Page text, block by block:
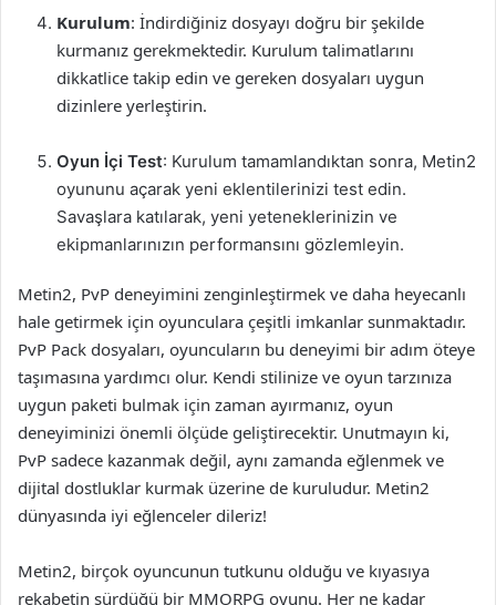
Kurulum: İndirdiğiniz dosyayı doğru bir şekilde
kurmanız gerekmektedir. Kurulum talimatlarını
dikkatlice takip edin ve gereken dosyaları uygun
dizinlere yerleştirin.
Oyun İçi Test: Kurulum tamamlandıktan sonra, Metin2
oyununu açarak yeni eklentilerinizi test edin.
Savaşlara katılarak, yeni yeteneklerinizin ve
ekipmanlarınızın performansını gözlemleyin.
Metin2, PvP deneyimini zenginleştirmek ve daha heyecanlı
hale getirmek için oyunculara çeşitli imkanlar sunmaktadır.
PvP Pack dosyaları, oyuncuların bu deneyimi bir adım öteye
taşımasına yardımcı olur. Kendi stilinize ve oyun tarzınıza
uygun paketi bulmak için zaman ayırmanız, oyun
deneyiminizi önemli ölçüde geliştirecektir. Unutmayın ki,
PvP sadece kazanmak değil, aynı zamanda eğlenmek ve
dijital dostluklar kurmak üzerine de kuruludur. Metin2
dünyasında iyi eğlenceler dileriz!
Metin2, birçok oyuncunun tutkunu olduğu ve kıyasıya
rekabetin sürdüğü bir MMORPG oyunu. Her ne kadar